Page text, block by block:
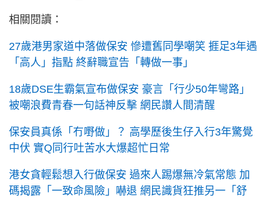
相關閱讀：
27歲港男家道中落做保安 慘遭舊同學嘲笑 捱足3年遇
「高人」指點 終辭職宣告「轉做一事」
18歲DSE生霸氣宣布做保安 豪言「行少50年彎路」
被嘲浪費青春一句話神反擊 網民讚人間清醒
保安員真係「冇嘢做」？ 高學歷後生仔入行3年驚覺
中伏 實Q同行吐苦水大爆超忙日常
港女貪輕鬆想入行做保安 過來人踢爆無冷氣常態 加
碼揭露「一致命風險」嚇退 網民識貨狂推另一「舒